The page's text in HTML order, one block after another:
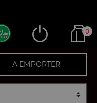
0
A EMPORTER